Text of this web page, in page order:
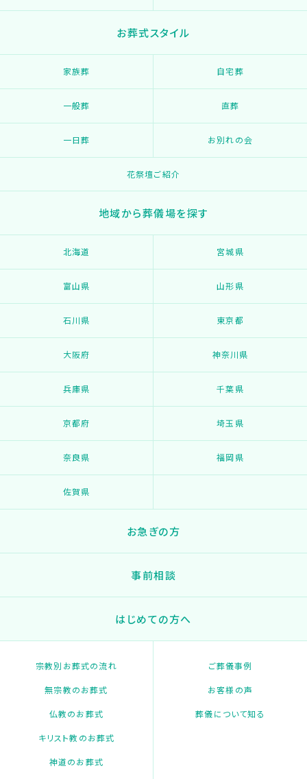
お葬式スタイル
家族葬 自宅葬
一般葬 直葬
一日葬 お別れの会
花祭壇ご紹介
地域から葬儀場を探す
北海道 宮城県
富山県 山形県
石川県 東京都
大阪府 神奈川県
兵庫県 千葉県
京都府 埼玉県
奈良県 福岡県
佐賀県
お急ぎの方
事前相談
はじめての方へ
宗教別お葬式の流れ
無宗教のお葬式
仏教のお葬式
キリスト教のお葬式
神道のお葬式
ご葬儀事例
お客様の声
葬儀について知る